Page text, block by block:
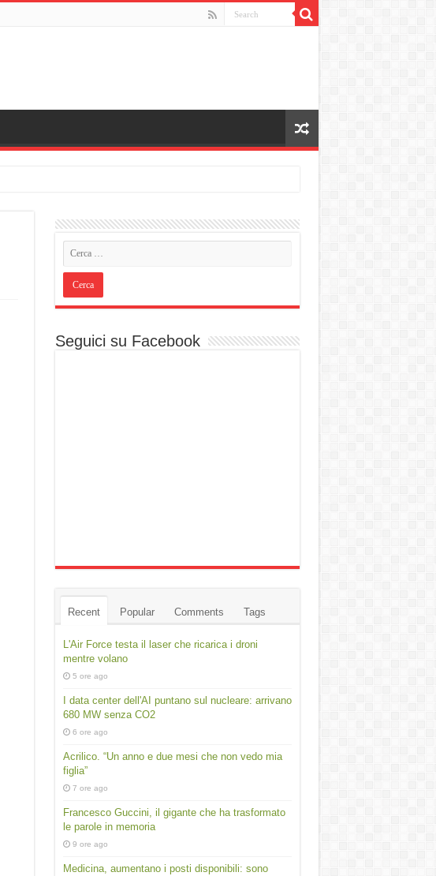
Seguici su Facebook
Recent Popular Comments Tags
L'Air Force testa il laser che ricarica i droni
mentre volano
5 ore ago
I data center dell'AI puntano sul nucleare: arrivano
680 MW senza CO2
6 ore ago
Acrilico. “Un anno e due mesi che non vedo mia
figlia”
7 ore ago
Francesco Guccini, il gigante che ha trasformato
le parole in memoria
9 ore ago
Medicina, aumentano i posti disponibili: sono